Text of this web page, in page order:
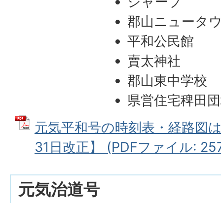
郡山ニュータ
平和公民館
賣太神社
郡山東中学校
県営住宅稗田
元気平和号の時刻表・経路図
31日改正】 (PDFファイル:
元気治道号